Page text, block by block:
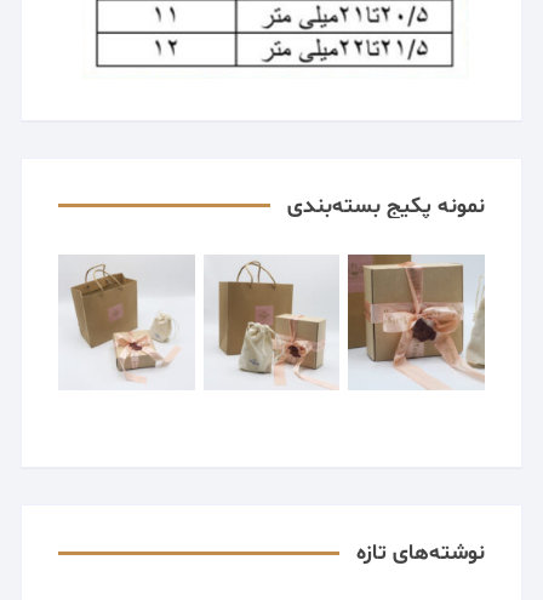
نمونه پکیج بسته‌بندی
نوشته‌های تازه